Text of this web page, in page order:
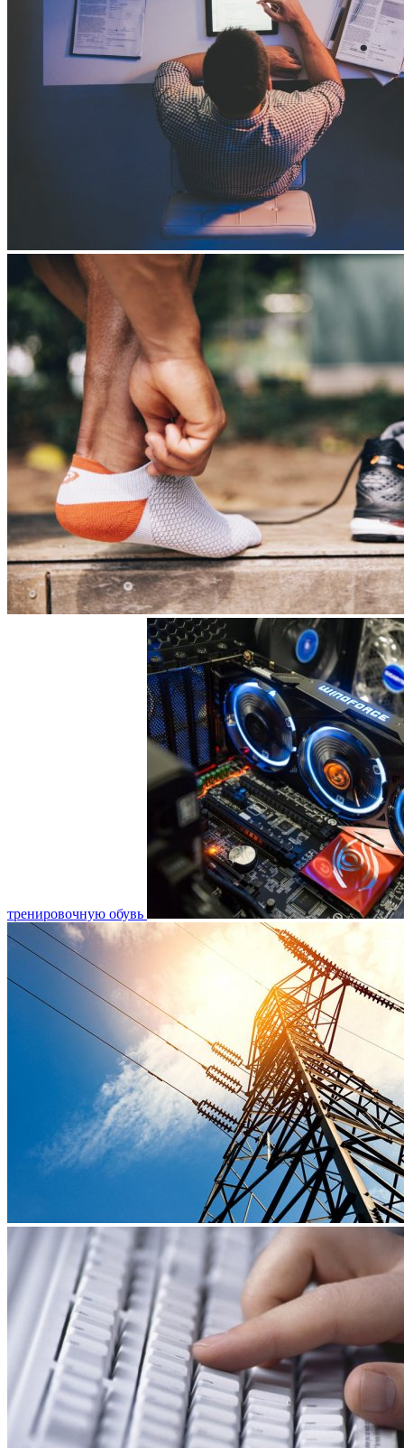
тренировочную обувь